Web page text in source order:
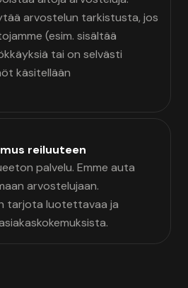
arvostelun tarkistusta, jos
(esim. sisältää
tai on selvästi
käsitellään
reiluuteen
palvelu. Emme auta
arvostelujaan.
tarjota luotettavaa ja